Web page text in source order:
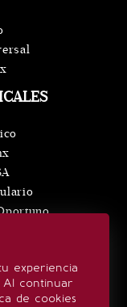
experiencia
continuar
de cookies